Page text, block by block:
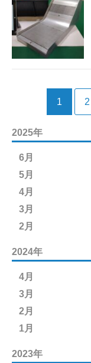
1 2
2025年
6月
5月
4月
3月
2月
2024年
4月
3月
2月
1月
2023年